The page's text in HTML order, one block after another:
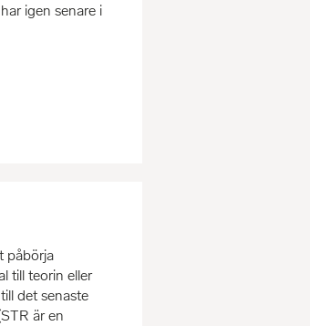
igen senare i
påbörja
till teorin eller
det senaste
är en